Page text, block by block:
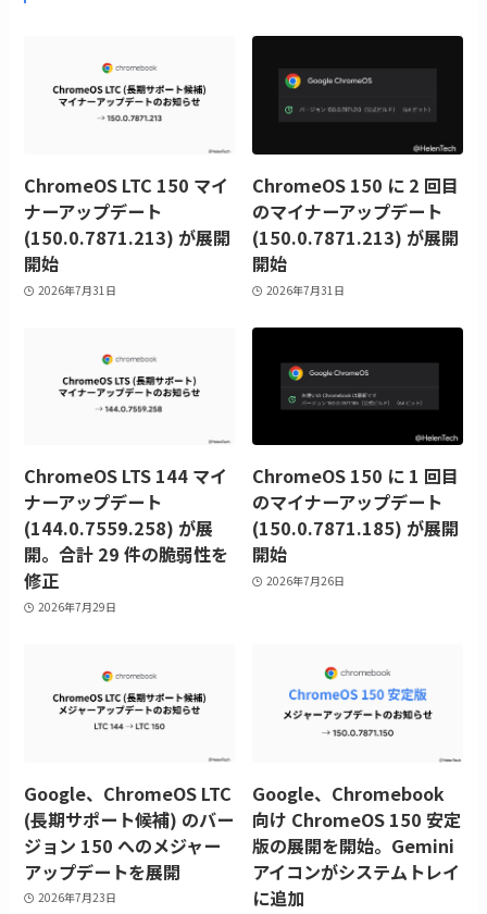
ChromeOS LTC 150 マイ
ナーアップデート
(150.0.7871.213) が展開
開始
2026年7月31日
ChromeOS 150 に 2 回目
のマイナーアップデート
(150.0.7871.213) が展開
開始
2026年7月31日
ChromeOS LTS 144 マイ
ナーアップデート
(144.0.7559.258) が展
開。合計 29 件の脆弱性を
修正
2026年7月29日
ChromeOS 150 に 1 回目
のマイナーアップデート
(150.0.7871.185) が展開
開始
2026年7月26日
Google、ChromeOS LTC
(長期サポート候補) のバー
ジョン 150 へのメジャー
アップデートを展開
2026年7月23日
Google、Chromebook
向け ChromeOS 150 安定
版の展開を開始。Gemini
アイコンがシステムトレイ
に追加